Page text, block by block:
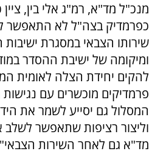
מנכ"ל מד"א, רמ"ג אלי בין,
כפרמדיק בצה"ל לא התאפשר
שירותו הצבאי במסגרת
ומיקומה של ישיבת ההסדר
להקים יחידת הצלה לאומית
פרמדיקים מוכשרים עם
המסלול גם יסייע לשמר את
וליצור רציפות שתאפשר
מד"א גם לאחר השירות